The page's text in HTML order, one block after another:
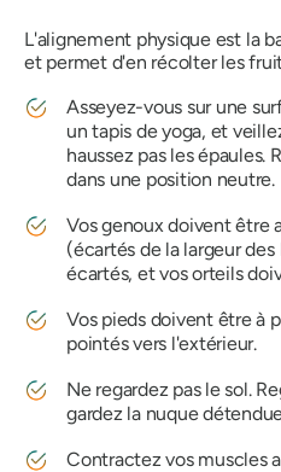
L'alignement physique est la
et permet d'en récolter les
Asseyez-vous sur une
un tapis de yoga, et
haussez pas les
dans une position neutre.
Vos genoux doivent être
(écartés de la largeur
écartés, et vos orteils
Vos pieds doivent être à
pointés vers l'extérieur.
Ne regardez pas le sol.
gardez la nuque
Contractez vos muscles